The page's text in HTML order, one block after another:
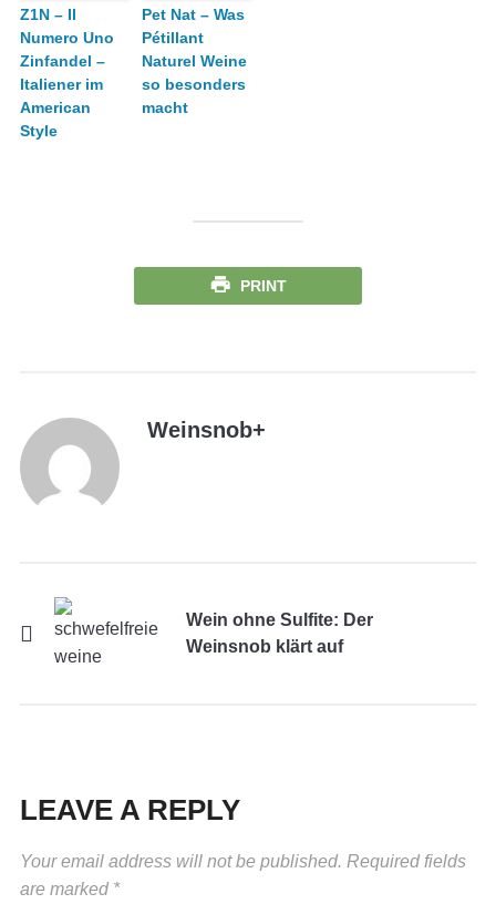
Z1N – Il
Numero Uno
Zinfandel –
Italiener im
American
Style
Pet Nat – Was
Pétillant
Naturel Weine
so besonders
macht
PRINT
Weinsnob+
Wein ohne Sulfite: Der
Weinsnob klärt auf
LEAVE A REPLY
Your email address will not be published. Required fields
are marked *